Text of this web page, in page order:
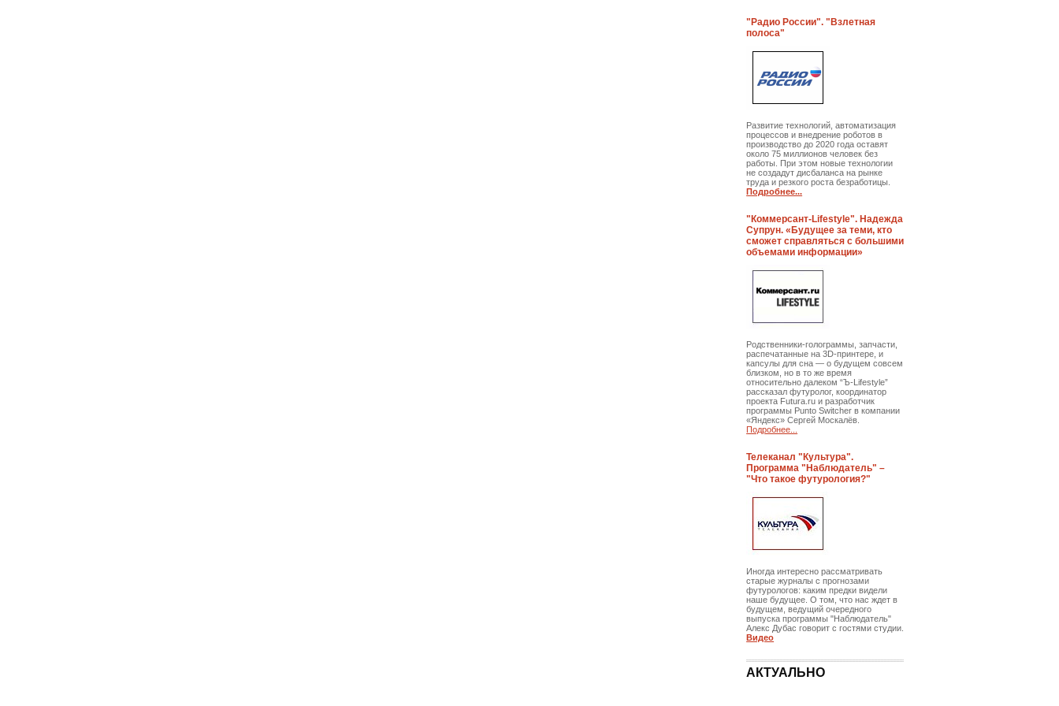
"Радио России". "Взлетная
полоса"
Развитие технологий, автоматизация
процессов и внедрение роботов в
производство до 2020 года оставят
около 75 миллионов человек без
работы. При этом новые технологии
не создадут дисбаланса на рынке
труда и резкого роста безработицы.
Подробнее...
"Коммерсант-Lifestyle". Надежда
Супрун. «Будущее за теми, кто
сможет справляться с большими
объемами информации»
Родственники-голограммы, запчасти,
распечатанные на 3D-принтере, и
капсулы для сна — о будущем совсем
близком, но в то же время
относительно далеком “Ъ-Lifestyle”
рассказал футуролог, координатор
проекта Futura.ru и разработчик
программы Punto Switcher в компании
«Яндекс» Сергей Москалёв.
Подробнее...
Телеканал "Культура".
Программа "Наблюдатель" –
"Что такое футурология?"
Иногда интересно рассматривать
старые журналы с прогнозами
футурологов: каким предки видели
наше будущее. О том, что нас ждет в
будущем, ведущий очередного
выпуска программы "Наблюдатель"
Алекс Дубас говорит с гостями студии.
Видео
АКТУАЛЬНО